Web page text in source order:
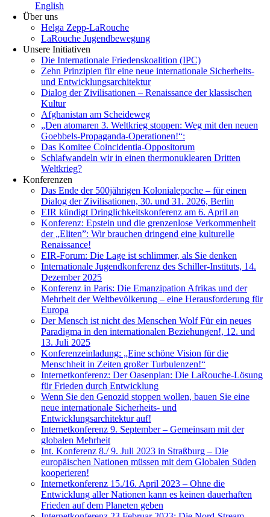
English
Über uns
Helga Zepp-LaRouche
LaRouche Jugendbewegung
Unsere Initiativen
Die Internationale Friedenskoalition (IPC)
­Zehn Prinzipien für eine neue internationale Sicherheits-
und Entwicklungsarchitektur
Dialog der Zivilisationen – Renaissance der klassischen
Kultur
Afghanistan am Scheideweg
„Den atomaren 3. Weltkrieg stoppen: Weg mit den neuen
Goebbels-Propaganda-Operationen!“:
Das Komitee Coincidentia-Oppositorum
Schlafwandeln wir in einen thermonuklearen Dritten
Weltkrieg?
Konferenzen
Das Ende der 500jährigen Kolonialepoche – für einen
Dialog der Zivilisationen, 30. und 31. 2026, Berlin
EIR kündigt Dringlichkeitskonferenz am 6. April an
Konferenz: Epstein und die grenzenlose Verkommenheit
der „Eliten”: Wir brauchen dringend eine kulturelle
Renaissance!
EIR-Forum: Die Lage ist schlimmer, als Sie denken
Internationale Jugendkonferenz des Schiller-Instituts, 14.
Dezember 2025
Konferenz in Paris: Die Emanzipation Afrikas und der
Mehrheit der Weltbevölkerung – eine Herausforderung für
Europa
Der Mensch ist nicht des Menschen Wolf Für ein neues
Paradigma in den internationalen Beziehungen!, 12. und
13. Juli 2025
Konferenzeinladung: „Eine schöne Vision für die
Menschheit in Zeiten großer Turbulenzen!“
Internetkonferenz: Der Oasenplan: Die LaRouche-Lösung
für Frieden durch Entwicklung
Wenn Sie den Genozid stoppen wollen, bauen Sie eine
neue internationale Sicherheits- und
Entwicklungsarchitektur auf!
Internetkonferenz 9. September – Gemeinsam mit der
globalen Mehrheit
Int. Konferenz 8./ 9. Juli 2023 in Straßburg – Die
europäischen Nationen müssen mit dem Globalen Süden
kooperieren!
Internetkonferenz 15./16. April 2023 – Ohne die
Entwicklung aller Nationen kann es keinen dauerhaften
Frieden auf dem Planeten geben